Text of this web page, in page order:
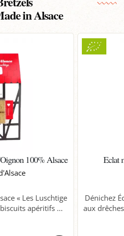
in Alsace
100% Alsace
« Les Luschtige
apéritifs ...
Eclat
Dénichez
aux